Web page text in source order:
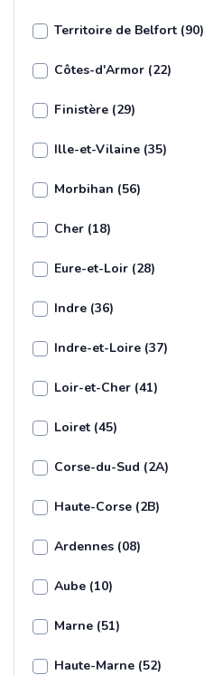
Territoire de Belfort (90)
Côtes-d'Armor (22)
Finistère (29)
Ille-et-Vilaine (35)
Morbihan (56)
Cher (18)
Eure-et-Loir (28)
Indre (36)
Indre-et-Loire (37)
Loir-et-Cher (41)
Loiret (45)
Corse-du-Sud (2A)
Haute-Corse (2B)
Ardennes (08)
Aube (10)
Marne (51)
Haute-Marne (52)